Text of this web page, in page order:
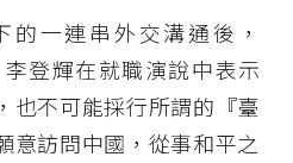
一連串外交溝通後，
登輝在就職演說中表示
也不可能採行所謂的『臺
意訪問中國，從事和平之